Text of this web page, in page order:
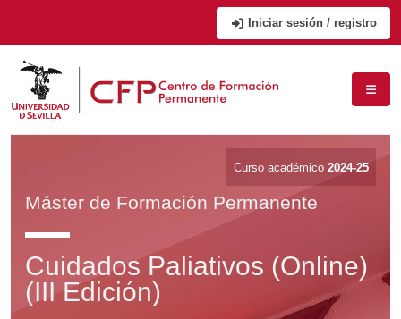
Iniciar sesión / registro
Curso académico 2024-25
Máster de Formación Permanente
Cuidados Paliativos (Online)
(III Edición)